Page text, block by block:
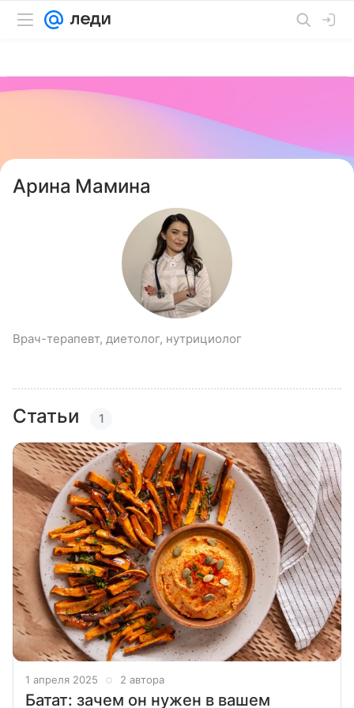
Арина Мамина
Врач-терапевт, диетолог, нутрициолог
Статьи 1
1 апреля 2025 2 автора
Батат: зачем он нужен в вашем